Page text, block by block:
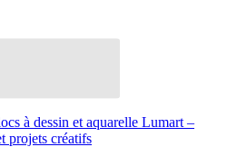
à dessin et aquarelle Lumart –
projets créatifs